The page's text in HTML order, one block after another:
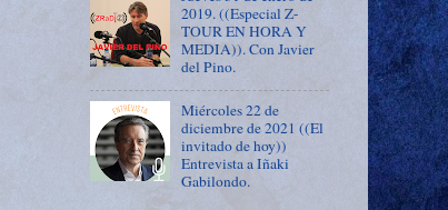
2019. ((Especial Z-
TOUR EN HORA Y
MEDIA)). Con Javier
del Pino.
Miércoles 22 de
diciembre de 2021 ((El
invitado de hoy))
Entrevista a Iñaki
Gabilondo.